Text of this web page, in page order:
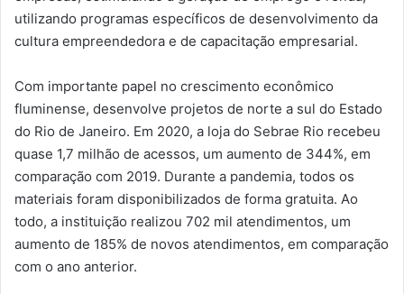
utilizando programas específicos de desenvolvimento da
cultura empreendedora e de capacitação empresarial.
Com importante papel no crescimento econômico
fluminense, desenvolve projetos de norte a sul do Estado
do Rio de Janeiro. Em 2020, a loja do Sebrae Rio recebeu
quase 1,7 milhão de acessos, um aumento de 344%, em
comparação com 2019. Durante a pandemia, todos os
materiais foram disponibilizados de forma gratuita. Ao
todo, a instituição realizou 702 mil atendimentos, um
aumento de 185% de novos atendimentos, em comparação
com o ano anterior.